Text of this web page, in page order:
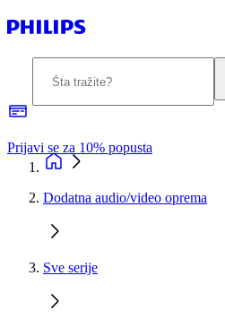
Prijavi se za 10% popusta
Dodatna audio/video oprema
Sve serije